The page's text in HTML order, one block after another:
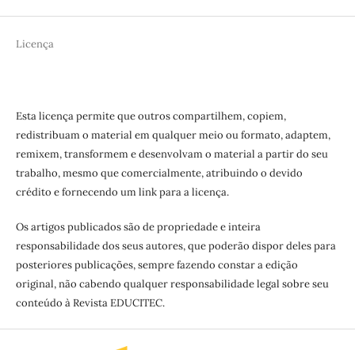
Licença
Esta licença permite que outros compartilhem, copiem,
redistribuam o material em qualquer meio ou formato, adaptem,
remixem, transformem e desenvolvam o material a partir do seu
trabalho, mesmo que comercialmente, atribuindo o devido
crédito e fornecendo um link para a licença.
Os artigos publicados são de propriedade e inteira
responsabilidade dos seus autores, que poderão dispor deles para
posteriores publicações, sempre fazendo constar a edição
original, não cabendo qualquer responsabilidade legal sobre seu
conteúdo à Revista EDUCITEC.